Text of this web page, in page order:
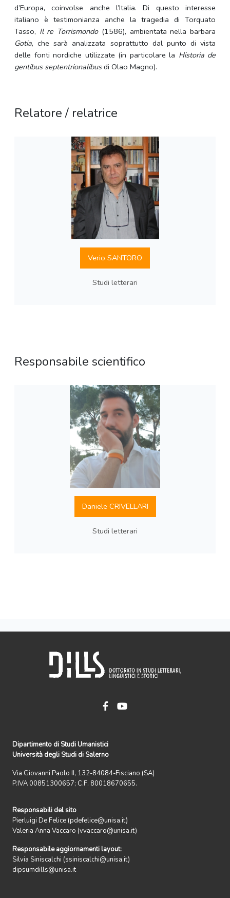
d’Europa, coinvolse anche l’Italia. Di questo interesse
italiano è testimonianza anche la tragedia di Torquato
Tasso, Il re Torrismondo (1586), ambientata nella barbara
Gotia, che sarà analizzata soprattutto dal punto di vista
delle fonti nordiche utilizzate (in particolare la Historia de
gentibus septentrionalibusdi Olao Magno).
Relatore / relatrice
Verio SANTORO
Studi letterari
Responsabile scientifico
Daniele CRIVELLARI
Studi letterari
Dipartimento di Studi Umanistici
Università degli Studi di Salerno
Via Giovanni Paolo II, 132-84084-Fisciano (SA)
P.IVA 00851300657; C.F. 80018670655.
Responsabili del sito
Pierluigi De Felice (pdefelice@unisa.it)
Valeria Anna Vaccaro (vvaccaro@unisa.it)
Responsabile aggiornamenti layout:
Silvia Siniscalchi (ssiniscalchi@unisa.it)
dipsumdills@unisa.it